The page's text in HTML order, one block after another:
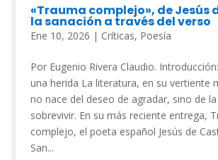
«Trauma complejo», de Jesús
la sanación a través del verso
Ene 10, 2026 | Críticas, Poesía
Por Eugenio Rivera Claudio.
una herida La literatura, en su vertiente
no nace del deseo de agradar, sino de
sobrevivir. En su más reciente entrega,
complejo, el poeta español Jesús de
San...